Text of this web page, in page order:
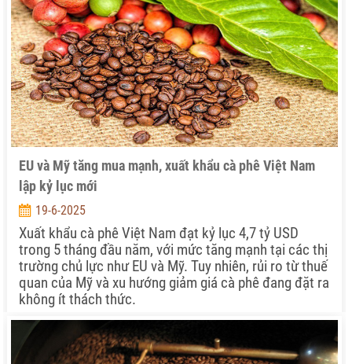
EU và Mỹ tăng mua mạnh, xuất khẩu cà phê Việt Nam
lập kỷ lục mới
19-6-2025
Xuất khẩu cà phê Việt Nam đạt kỷ lục 4,7 tỷ USD
trong 5 tháng đầu năm, với mức tăng mạnh tại các thị
trường chủ lực như EU và Mỹ. Tuy nhiên, rủi ro từ thuế
quan của Mỹ và xu hướng giảm giá cà phê đang đặt ra
không ít thách thức.